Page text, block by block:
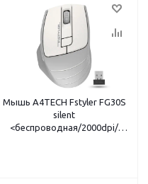
Мышь A4TECH Fstyler FG30S
silent
<беспроводная/2000dpi/